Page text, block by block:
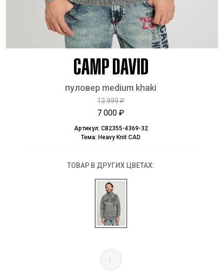
пуловер medium khaki
13 999 ₽
7 000 ₽
Артикул: CB2355-4369-32
Тема: Heavy Knit CAD
ТОВАР В ДРУГИХ ЦВЕТАХ:
L